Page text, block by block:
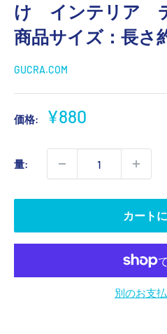
け インテリア
商品サイズ：長さ
GUCRA.COM
価格:
販
価
格
¥880
量:
カート
別のお支